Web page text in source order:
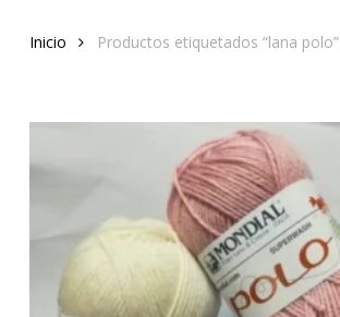
Inicio Productos etiquetados “lana polo”